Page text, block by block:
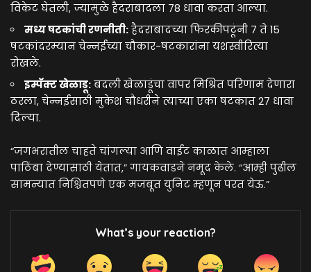
विकेट घेतली, ज्यामुळे हैदराबादला 78 धावा करता आल्या.
मध्य षटकांची रणनीती: हैदराबादच्या फिरकीपटूंनी 7 ते 15
षटकांदरम्यान चेन्नईच्या चौकार-षटकारांना यशस्वीरित्या
रोखले.
इम्पॅक्ट खेळाडू: बदली खेळाडूंचा वापर मिश्रित परिणाम देणारा
ठरला, चेन्नईसाठी मुकेश चौधरीने त्याच्या एका षटकात 27 धावा
दिल्या.
“जगभरातील चाहते चांगल्या आणि वाईट काळात आम्हाला
पाठिंबा देण्यासाठी येतात,” गायकवाडने नमूद केले. “आम्ही पुढील
सामन्यात निश्चितपणे एक मजबूत युनिट म्हणून परत येऊ.”
What’s your reaction?